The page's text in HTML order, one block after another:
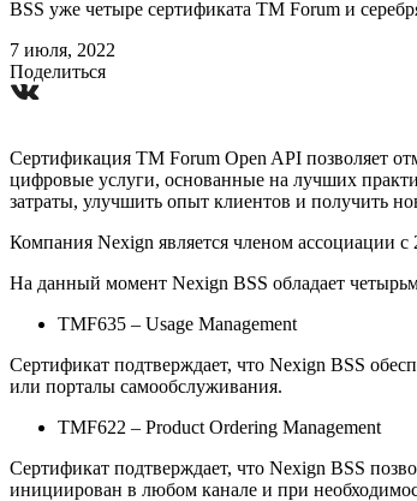
BSS уже четыре сертификата TM Forum и
7 июля, 2022
Поделиться
Сертификация TM Forum Open API позволяет
цифровые услуги, основанные на лучших
затраты, улучшить опыт клиентов и получить
Компания Nexign является членом ассоциации
На данный момент Nexign BSS обладает
TMF635 – Usage Management
Сертификат подтверждает, что Nexign BSS
или порталы самообслуживания.
TMF622 – Product Ordering Management
Сертификат подтверждает, что Nexign BSS
инициирован в любом канале и при